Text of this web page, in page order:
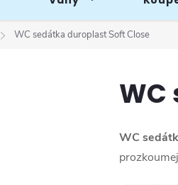
WC sedátka duroplast Soft Close
WC
WC